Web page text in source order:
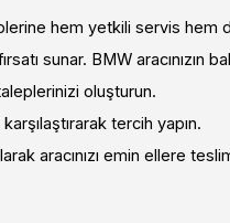
hem yetkili servis
sunar. BMW aracınızın
oluşturun.
tercih yapın.
aracınızı emin ellere